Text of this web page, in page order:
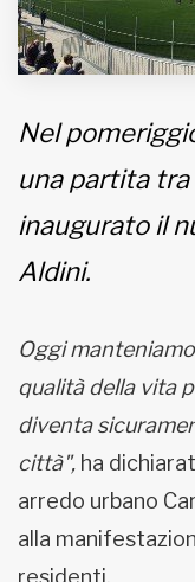
Inviateci le vostre
Iscriviti alla
Fondato e diretto da
EDB edizioni - Via
Imbonati, 89 20159
Nel
una partita tra
inaugurato il
Aldini.
Oggi
qualità della vita
diventa
città", ha
arredo urbano
alla
residenti.